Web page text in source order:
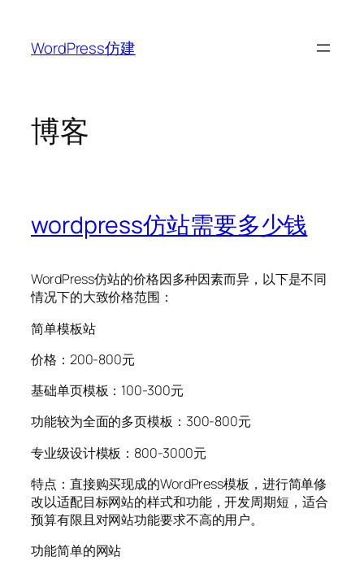
WordPress仿建
博客
wordpress仿站需要多少钱
WordPress仿站的价格因多种因素而异，以下是不同
情况下的大致价格范围：
简单模板站
价格：200-800元
基础单页模板：100-300元
功能较为全面的多页模板：300-800元
专业级设计模板：800-3000元
特点：直接购买现成的WordPress模板，进行简单修
改以适配目标网站的样式和功能，开发周期短，适合
预算有限且对网站功能要求不高的用户。
功能简单的网站